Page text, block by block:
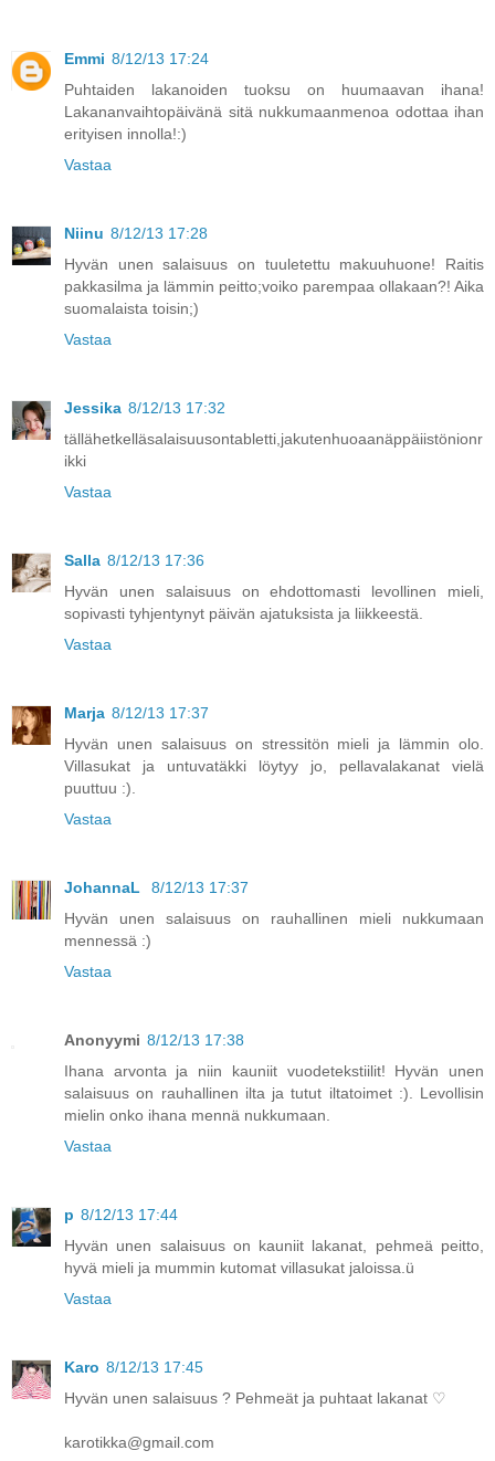
Emmi 8/12/13 17:24
Puhtaiden lakanoiden tuoksu on huumaavan ihana!
Lakananvaihtopäivänä sitä nukkumaanmenoa odottaa ihan
erityisen innolla!:)
Vastaa
Niinu 8/12/13 17:28
Hyvän unen salaisuus on tuuletettu makuuhuone! Raitis
pakkasilma ja lämmin peitto;voiko parempaa ollakaan?! Aika
suomalaista toisin;)
Vastaa
Jessika 8/12/13 17:32
tällähetkelläsalaisuusontabletti,jakutenhuoaanäppäiistönionr
ikki
Vastaa
Salla 8/12/13 17:36
Hyvän unen salaisuus on ehdottomasti levollinen mieli,
sopivasti tyhjentynyt päivän ajatuksista ja liikkeestä.
Vastaa
Marja 8/12/13 17:37
Hyvän unen salaisuus on stressitön mieli ja lämmin olo.
Villasukat ja untuvatäkki löytyy jo, pellavalakanat vielä
puuttuu :).
Vastaa
JohannaL
8/12/13 17:37
Hyvän unen salaisuus on rauhallinen mieli nukkumaan
mennessä :)
Vastaa
Anonyymi 8/12/13 17:38
Ihana arvonta ja niin kauniit vuodetekstiilit! Hyvän unen
salaisuus on rauhallinen ilta ja tutut iltatoimet :). Levollisin
mielin onko ihana mennä nukkumaan.
Vastaa
p 8/12/13 17:44
Hyvän unen salaisuus on kauniit lakanat, pehmeä peitto,
hyvä mieli ja mummin kutomat villasukat jaloissa.ü
Vastaa
Karo 8/12/13 17:45
Hyvän unen salaisuus ? Pehmeät ja puhtaat lakanat ♡
karotikka@gmail.com